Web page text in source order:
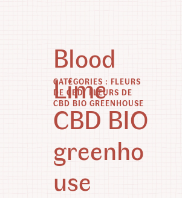
CATÉGORIES : FLEURS
DE CBD, FLEURS DE
CBD BIO GREENHOUSE
Blood
Lime
CBD BIO
greenho
use